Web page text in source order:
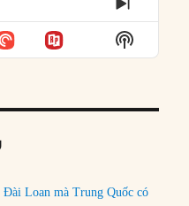
NEXT
Show
Podcast
Loan mà Trung Quốc có